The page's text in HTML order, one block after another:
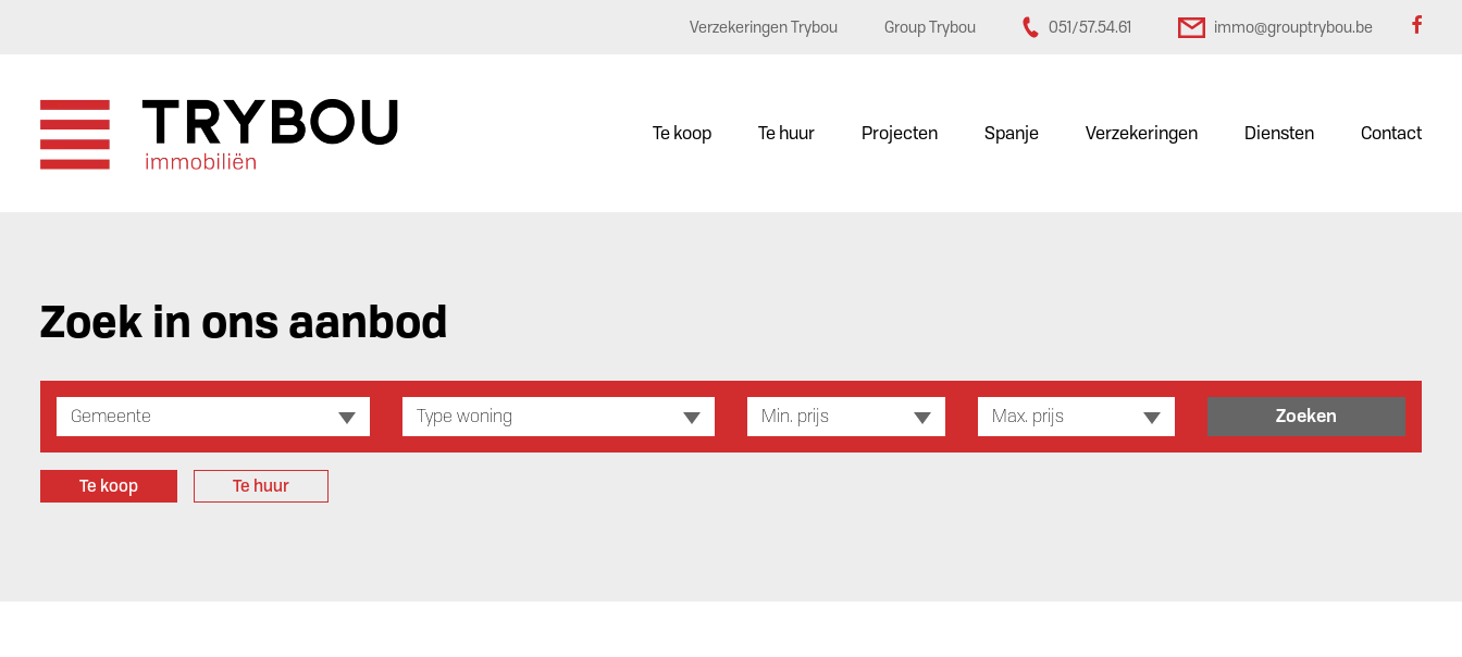
Verzekeringen Trybou Group Trybou 051/57.54.61 immo@grouptrybou.be
Te koop Te huur Projecten Spanje Verzekeringen Diensten Contact
Zoek in ons aanbod
Gemeente Type woning Min. prijs Max. prijs Zoeken
Te koop Te huur